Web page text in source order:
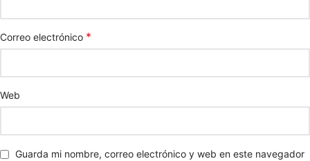
Correo electrónico *
Web
Guarda mi nombre, correo electrónico y web en este navegador